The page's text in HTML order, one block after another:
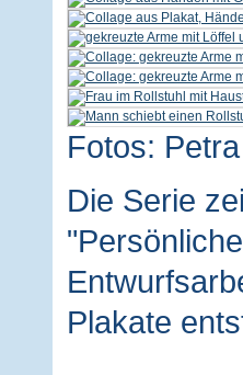
Fotos:
Die Serie
Plakate